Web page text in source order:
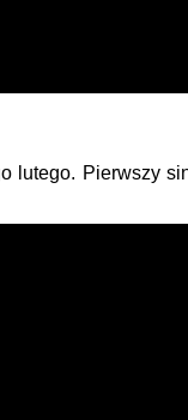
lutego. Pierwszy